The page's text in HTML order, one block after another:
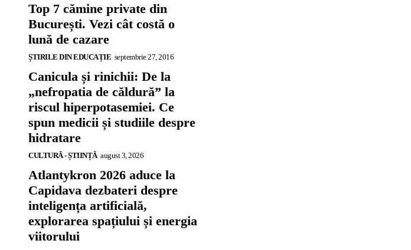
Top 7 cămine private din
București. Vezi cât costă o
lună de cazare
ȘTIRILE DIN EDUCAȚIE septembrie 27, 2016
Canicula și rinichii: De la
„nefropatia de căldură” la
riscul hiperpotasemiei. Ce
spun medicii și studiile despre
hidratare
CULTURĂ - ȘTIINȚĂ august 3, 2026
Atlantykron 2026 aduce la
Capidava dezbateri despre
inteligența artificială,
explorarea spațiului și energia
viitorului